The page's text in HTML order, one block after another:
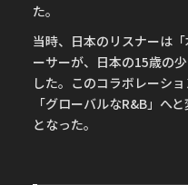
た。
当時、日本のリスナーは
ーサーが、日本の15歳の
した。このコラボレーシ
「グローバルなR&B」へ
となった。